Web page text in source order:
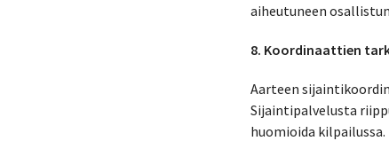
aiheutuneen
8. Koordinaattien
Aarteen
Sijaintipalvelusta
huomioida kilpailussa.